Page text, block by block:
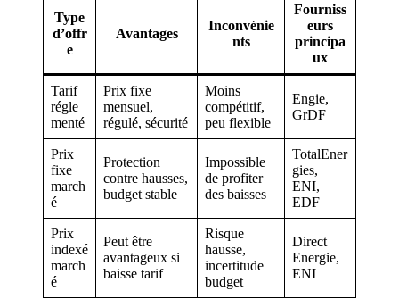
Type
d’offr
e
Avantages
Inconvénie
nts
Fourniss
eurs
principa
ux
Tarif
régle
menté
Prix fixe
mensuel,
régulé, sécurité
Moins
compétitif,
peu flexible
Engie,
GrDF
Prix
fixe
march
é
Protection
contre hausses,
budget stable
Impossible
de profiter
des baisses
TotalEner
gies,
ENI,
EDF
Prix
indexé
march
é
Peut être
avantageux si
baisse tarif
Risque
hausse,
incertitude
budget
Direct
Energie,
ENI